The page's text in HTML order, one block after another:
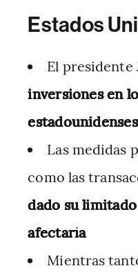
Estados
El
inversiones en
estadounidenses
Las medidas
como las
dado su
afectaría
Mientras